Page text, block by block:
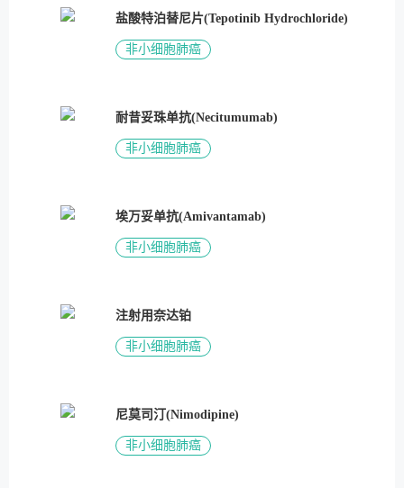
盐酸特泊替尼片(Tepotinib Hydrochloride)
非小细胞肺癌
耐昔妥珠单抗(Necitumumab)
非小细胞肺癌
埃万妥单抗(Amivantamab)
非小细胞肺癌
注射用奈达铂
非小细胞肺癌
尼莫司汀(Nimodipine)
非小细胞肺癌